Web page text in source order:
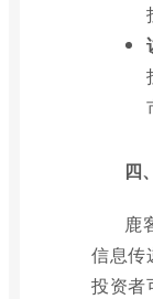
四
鹿
信息传
投资者